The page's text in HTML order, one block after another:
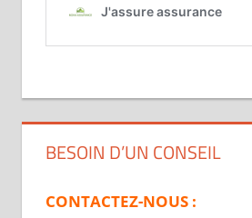
BESOIN D’UN CONSEIL
CONTACTEZ-NOUS :